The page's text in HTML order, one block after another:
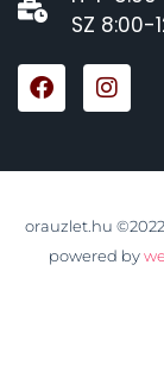
SZ 8:00-
orauzlet.hu
powered by